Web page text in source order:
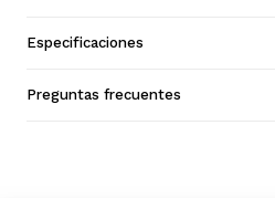
Especificaciones
Preguntas frecuentes